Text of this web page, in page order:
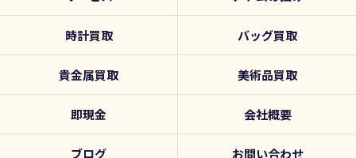
時計買取 バッグ買取
貴金属買取 美術品買取
即現金 会社概要
ブログ お問い合わせ